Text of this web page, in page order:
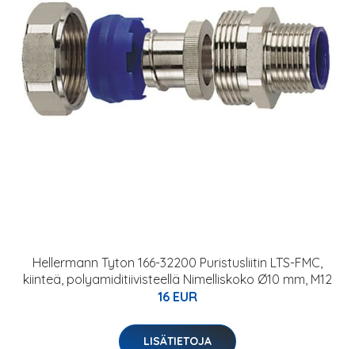
Hellermann Tyton 166-32200 Puristusliitin LTS-FMC,
kiinteä, polyamiditiivisteellä Nimelliskoko Ø10 mm, M12
16 EUR
LISÄTIETOJA